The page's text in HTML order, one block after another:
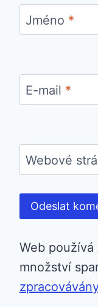
Jméno *
E-mail *
Webové
Web
množství